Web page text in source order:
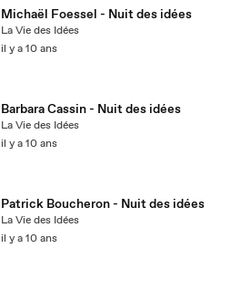
Michaël Foessel - Nuit des idées
La Vie des Idées
il y a 10 ans
Barbara Cassin - Nuit des idées
La Vie des Idées
il y a 10 ans
Patrick Boucheron - Nuit des idées
La Vie des Idées
il y a 10 ans